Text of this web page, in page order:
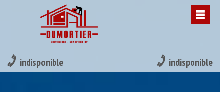
indisponible indisponible